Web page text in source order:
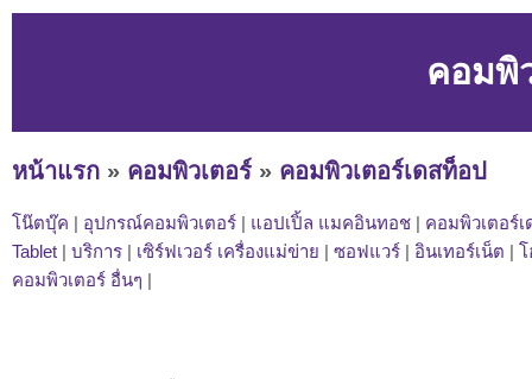
คอมพิ
หน้าแรก » คอมพิวเตอร์ » คอมพิวเตอร์เดสท็อป
โน๊ตบุ๊ค | อุปกรณ์คอมพิวเตอร์ | แอปเปิ้ล แมคอินทอช | คอมพิวเตอร์
Tablet | บริการ | เซิร์ฟเวอร์ เครื่องแม่ข่าย | ซอฟแวร์ | อินเทอร์เน็ต |
คอมพิวเตอร์ อื่นๆ |